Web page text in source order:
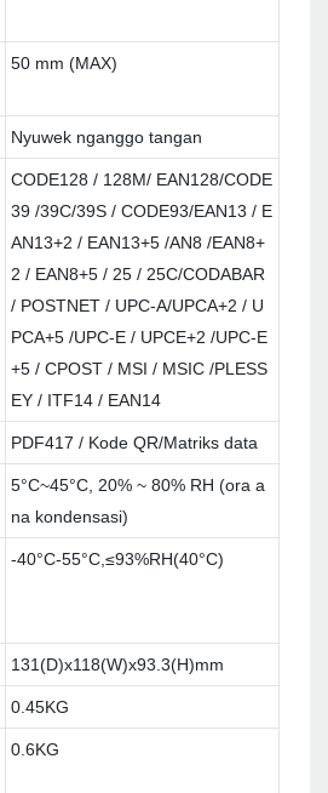
50 mm (MAX)
Nyuwek nganggo tangan
CODE128 / 128M/ EAN128/CODE
39 /39C/39S / CODE93/EAN13 / E
AN13+2 / EAN13+5 /AN8 /EAN8+
2 / EAN8+5 / 25 / 25C/CODABAR
/ POSTNET / UPC-A/UPCA+2 / U
PCA+5 /UPC-E / UPCE+2 /UPC-E
+5 / CPOST / MSI / MSIC /PLESS
EY / ITF14 / EAN14
PDF417 / Kode QR/Matriks data
5°C~45°C, 20% ~ 80% RH (ora a
na kondensasi)
-40°C-55°C,≤93%RH(40°C)
131(D)x118(W)x93.3(H)mm
0.45KG
0.6KG